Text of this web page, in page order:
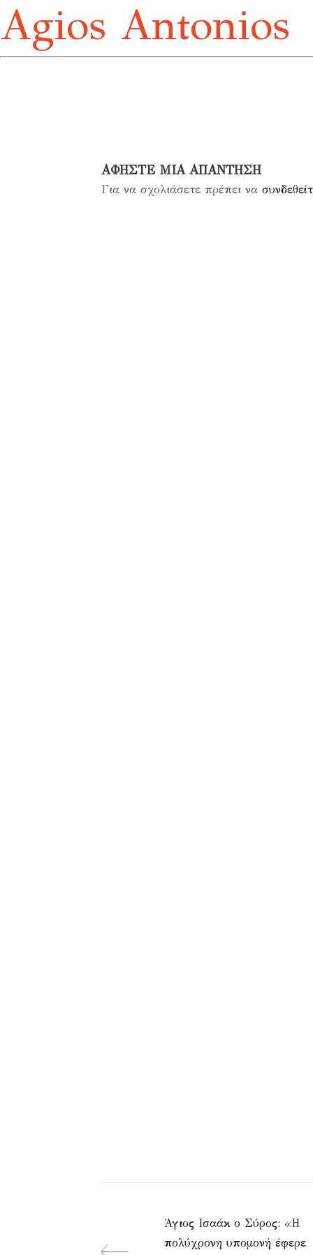
Agios Antonios
ΑΦΉΣΤΕ ΜΙΑ ΑΠΆΝΤΗΣΗ
Για να σχολιάσετε πρέπει να
Άγιος Ισαάκ ο Σύρος: «Η
πολύχρονη υπομονή έφερε